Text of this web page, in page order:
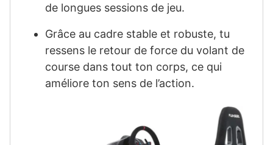
de longues sessions de jeu.
Grâce au cadre stable et robuste, tu
ressens le retour de force du volant de
course dans tout ton corps, ce qui
améliore ton sens de l’action.